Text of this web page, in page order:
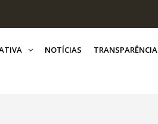
NOTÍCIAS TRANSPARÊNCIA